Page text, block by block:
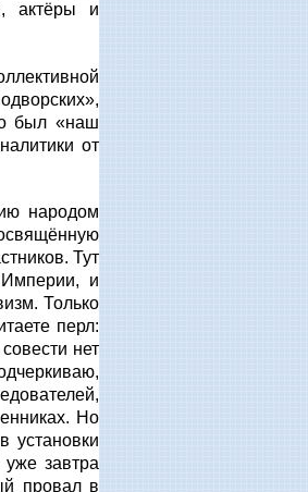
актёры и
был «наш
от
народом
Тут
и
Только
перл:
нет
Но
установки
завтра
провал в